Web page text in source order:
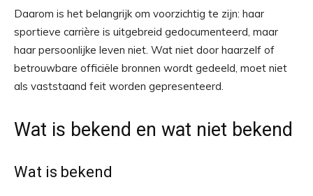
Daarom is het belangrijk om voorzichtig te zijn: haar
sportieve carrière is uitgebreid gedocumenteerd, maar
haar persoonlijke leven niet. Wat niet door haarzelf of
betrouwbare officiële bronnen wordt gedeeld, moet niet
als vaststaand feit worden gepresenteerd.
Wat is bekend en wat niet bekend
Wat is bekend